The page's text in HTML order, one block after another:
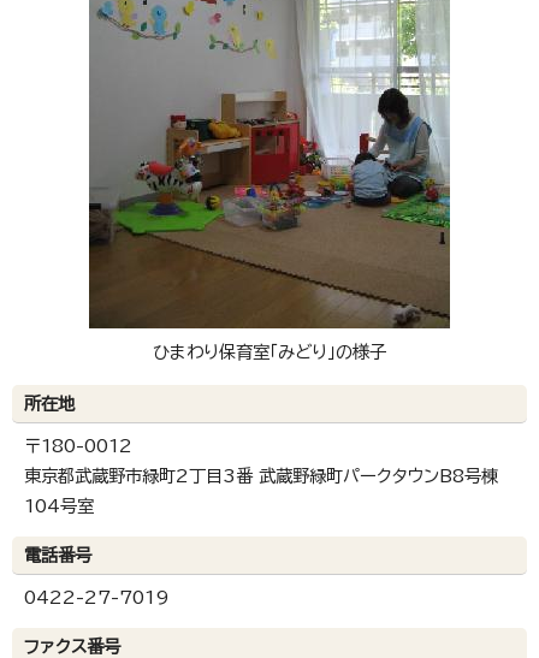
ひまわり保育室「みどり」の様子
所在地
〒180-0012
東京都武蔵野市緑町2丁目3番 武蔵野緑町パークタウンB8号棟
104号室
電話番号
0422-27-7019
ファクス番号